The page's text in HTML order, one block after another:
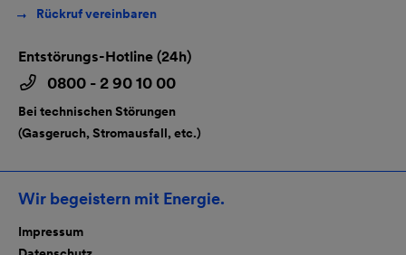
Rückruf vereinbaren
Entstörungs-Hotline (24h)
0800 - 2 90 10 00
Bei technischen Störungen
(Gasgeruch, Stromausfall, etc.)
Wir begeistern mit Energie.
Impressum